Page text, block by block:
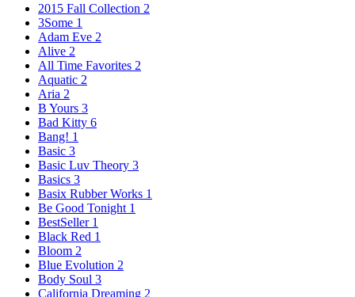
2015 Fall Collection 2
3Some 1
Adam Eve 2
Alive 2
All Time Favorites 2
Aquatic 2
Aria 2
B Yours 3
Bad Kitty 6
Bang! 1
Basic 3
Basic Luv Theory 3
Basics 3
Basix Rubber Works 1
Be Good Tonight 1
BestSeller 1
Black Red 1
Bloom 2
Blue Evolution 2
Body Soul 3
California Dreaming 2